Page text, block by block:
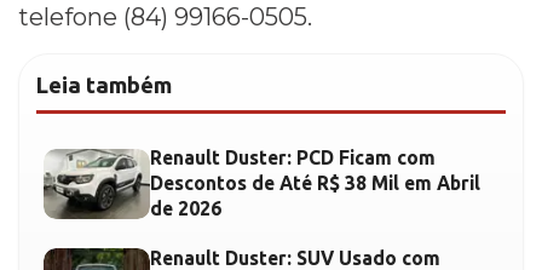
telefone (84) 99166-0505.
Leia também
Renault Duster: PCD Ficam com
Descontos de Até R$ 38 Mil em Abril
de 2026
Renault Duster: SUV Usado com